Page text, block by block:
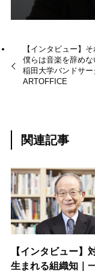
【インタビュー】
僕らは音楽を辞めな
稲田大学バンドサ
ARTOFFICE
関連記事
【インタビュー】
生まれる組織知｜